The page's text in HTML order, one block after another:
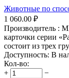
Животные по
1 060.00 ₽
Производитель :
карточки серии
состоит из трех
Доступность: В
Кол-во:
+
−